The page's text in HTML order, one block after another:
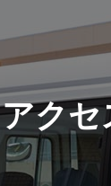
アクセ